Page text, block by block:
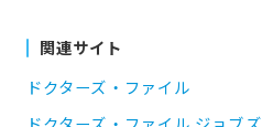
関連サイト
ドクターズ・ファイル